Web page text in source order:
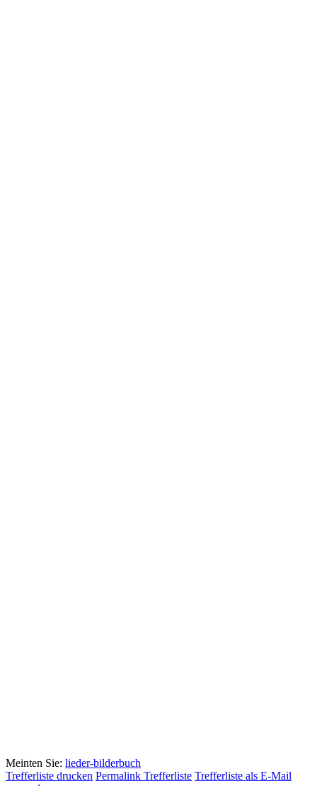
Meinten Sie: lieder-bilderbuch
Trefferliste drucken Permalink Trefferliste Trefferliste als E-Mail